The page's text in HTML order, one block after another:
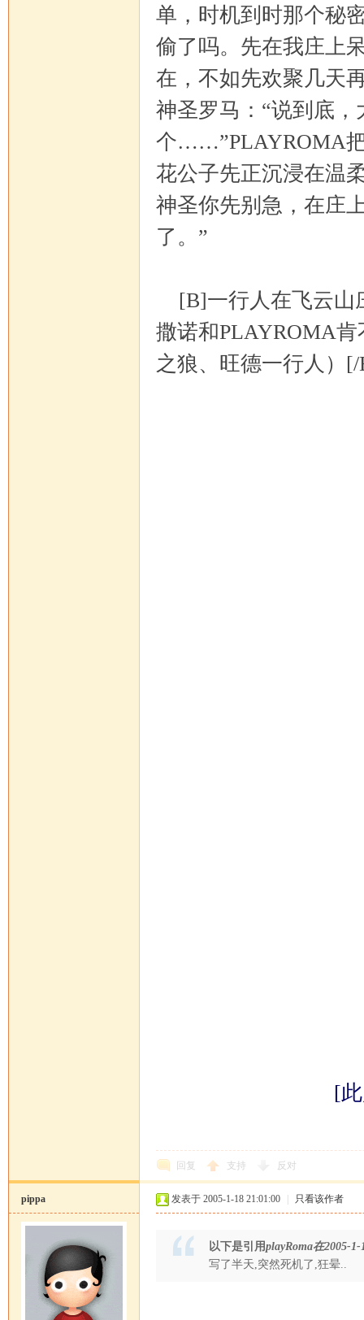
单，时机到时那个秘
偷了吗。先在我庄上
在，不如先欢聚几天
神圣罗马：“说到底
个……”PLAYROMA
花公子先正沉浸在温
神圣你先别急，在庄
了。”
[B]一行人在飞云山
撒诺和PLAYROMA
之狼、旺德一行人）
[
回复 支持 反对
pippa 发表于 2005-1-18 21:01:00 只看该作者
以下是引用playRoma在2005-
写了半天,突然死机了,狂晕..